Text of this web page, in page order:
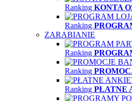
Ranking KONTA
Ranking
ZARABIANIE
Ranking
Ranking
Ranking PŁATNE